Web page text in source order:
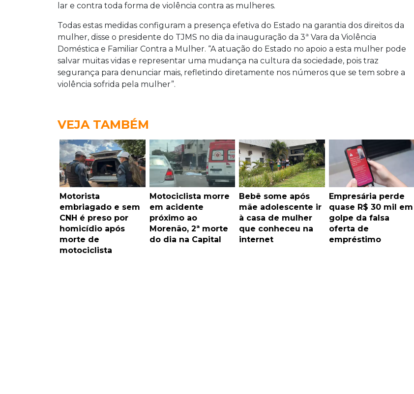
lar e contra toda forma de violência contra as mulheres.
Todas estas medidas configuram a presença efetiva do Estado na garantia dos direitos da
mulher, disse o presidente do TJMS no dia da inauguração da 3ª Vara da Violência
Doméstica e Familiar Contra a Mulher. “A atuação do Estado no apoio a esta mulher pode
salvar muitas vidas e representar uma mudança na cultura da sociedade, pois traz
segurança para denunciar mais, refletindo diretamente nos números que se tem sobre a
violência sofrida pela mulher”.
VEJA TAMBÉM
Motorista
embriagado e sem
CNH é preso por
homicídio após
morte de
motociclista
Motociclista morre
em acidente
próximo ao
Morenão, 2ª morte
do dia na Capital
Bebê some após
mãe adolescente ir
à casa de mulher
que conheceu na
internet
Empresária perde
quase R$ 30 mil em
golpe da falsa
oferta de
empréstimo